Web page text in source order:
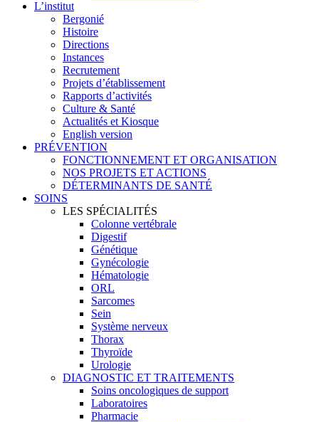
L’institut
Bergonié
Histoire
Directions
Instances
Recrutement
Projets d’établissement
Rapports d’activités
Culture & Santé
Actualités et Kiosque
English version
PRÉVENTION
FONCTIONNEMENT ET ORGANISATION
NOS PROJETS ET ACTIONS
DÉTERMINANTS DE SANTÉ
SOINS
LES SPÉCIALITÉS
Colonne vertébrale
Digestif
Génétique
Gynécologie
Hématologie
ORL
Sarcomes
Sein
Système nerveux
Thorax
Thyroïde
Urologie
DIAGNOSTIC ET TRAITEMENTS
Soins oncologiques de support
Laboratoires
Pharmacie